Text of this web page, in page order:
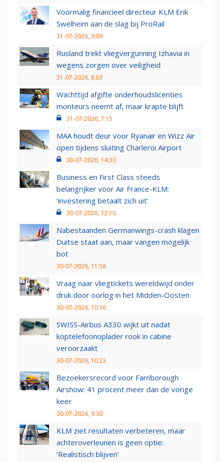
Voormalig financieel directeur KLM Erik
Swelheim aan de slag bij ProRail
31-07-2026, 9:09
Rusland trekt vliegvergunning Izhavia in
wegens zorgen over veiligheid
31-07-2026, 8:03
Wachttijd afgifte onderhoudslicenties
monteurs neemt af, maar krapte blijft
31-07-2026, 7:15
MAA houdt deur voor Ryanair en Wizz Air
open tijdens sluiting Charleroi Airport
30-07-2026, 14:30
Business en First Class steeds
belangrijker voor Air France-KLM:
‘investering betaalt zich uit’
30-07-2026, 12:10
Nabestaanden Germanwings-crash klagen
Duitse staat aan, maar vangen mogelijk
bot
30-07-2026, 11:58
Vraag naar vliegtickets wereldwijd onder
druk door oorlog in het Midden-Oosten
30-07-2026, 10:36
SWISS-Airbus A330 wijkt uit nadat
koptelefoonoplader rook in cabine
veroorzaakt
30-07-2026, 10:23
Bezoekersrecord voor Farnborough
Airshow: 41 procent meer dan de vorige
keer
30-07-2026, 9:30
KLM ziet resultaten verbeteren, maar
achteroverleunen is geen optie:
‘Realistisch blijven’